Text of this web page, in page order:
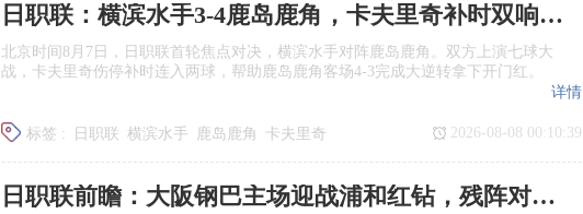
日职联：横滨水手3‑4鹿岛鹿角，卡夫里奇补时双响上演逆转绝杀
北京时间8月7日，日职联首轮焦点对决，横滨水手对阵鹿岛鹿角。双方上演七球大
战，卡夫里奇伤停补时连入两球，帮助鹿岛鹿角客场4‑3完成大逆转拿下开门红。
标签 : 日职联 横滨水手 鹿岛鹿角 卡夫里奇
详情
2026-08-08 00:10:39
日职联前瞻：大阪钢巴主场迎战浦和红钻，残阵对决看点十足